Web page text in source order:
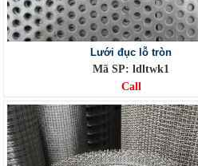
Lưới đục lỗ tròn
Mã SP: ldltwk1
Call